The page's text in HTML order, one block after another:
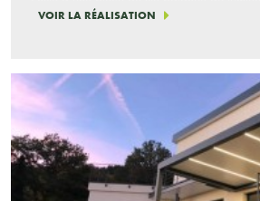
VOIR LA RÉALISATION